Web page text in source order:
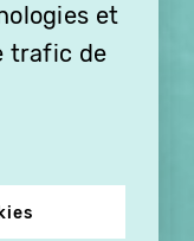
et
trafic de
EN
VOS
!